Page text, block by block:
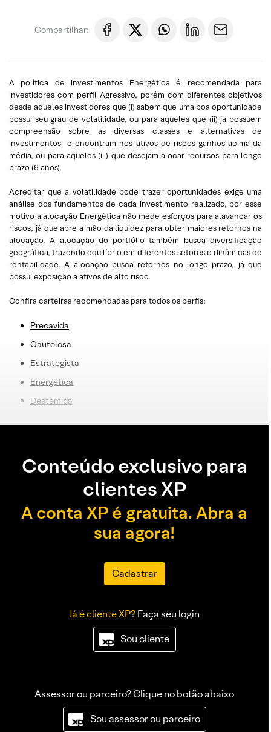
Compartilhar:
A política de investimentos Energética é recomendada para
investidores com perfil Agressivo, porém com diferentes objetivos
desde aqueles investidores que (i) sabem que uma boa oportunidade
possui seu grau de volatilidade, ou para aqueles que (ii) já possuem
compreensão sobre as diversas classes e alternativas de
investimentos e encontram nos ativos de riscos ganhos acima da
média, ou para aqueles (iii) que desejam alocar recursos para longo
prazo (6 anos).
Acreditar que a volatilidade pode trazer oportunidades exige uma
análise dos fundamentos de cada investimento realizado, por esse
motivo a alocação Energética não mede esforços para alavancar os
riscos, já que abre a mão da liquidez para obter maiores retornos na
alocação. A alocação do portfólio também busca diversificação
geográfica, trazendo equilíbrio em diferentes setores e dinâmicas de
rentabilidade. A alocação busca retornos no longo prazo, já que
possui exposição a ativos de alto risco.
Confira carteiras recomendadas para todos os perfis:
Precavida
Cautelosa
Estrategista
Energética
Destemida
Conteúdo exclusivo para
clientes XP
A conta XP é gratuita. Abra a
sua agora!
Cadastrar
Já é cliente XP?Faça seu login
Sou cliente
Assessor ou parceiro? Clique no botão abaixo
Sou assessor ou parceiro